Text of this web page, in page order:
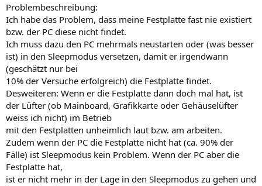
Problembeschreibung:
Ich habe das Problem, dass meine Festplatte fast nie existiert
bzw. der PC diese nicht findet.
Ich muss dazu den PC mehrmals neustarten oder (was besser
ist) in den Sleepmodus versetzen, damit er irgendwann
(geschätzt nur bei
10% der Versuche erfolgreich) die Festplatte findet.
Desweiteren: Wenn er die Festplatte dann doch mal hat, ist
der Lüfter (ob Mainboard, Grafikkarte oder Gehäuselüfter
weiss ich nicht) im Betrieb
mit den Festplatten unheimlich laut bzw. am arbeiten.
Zudem wenn der PC die Festplatte nicht hat (ca. 90% der
Fälle) ist Sleepmodus kein Problem. Wenn der PC aber die
Festplatte hat,
ist er nicht mehr in der Lage in den Sleepmodus zu gehen und